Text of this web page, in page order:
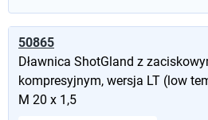
50865
Dławnica ShotGland z
kompresyjnym, wersja LT (low
M 20 x 1,5